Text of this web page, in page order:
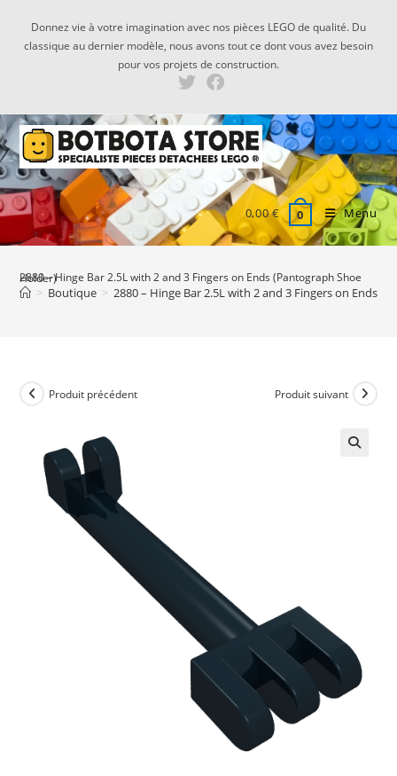
content
Donnez vie à votre imagination avec nos pièces LEGO de qualité. Du
classique au dernier modèle, nous avons tout ce dont vous avez besoin
pour vos projets de construction.
0,00€ 0 Menu
2880 – Hinge Bar 2.5L with 2 and 3 Fingers on Ends (Pantograph Shoe Holder)
> Boutique > 2880 – Hinge Bar 2.5L with 2 and 3 Fingers on Ends
Produit précédent Produit suivant